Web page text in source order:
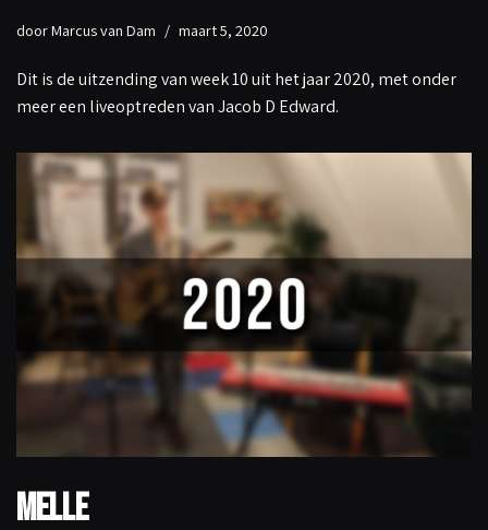
doorMarcus van Dam maart 5, 2020
Dit is de uitzending van week 10 uit het jaar 2020, met onder
meer een liveoptreden van Jacob D Edward.
Melle